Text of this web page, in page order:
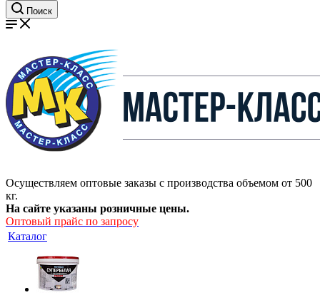
Поиск
Осуществляем оптовые заказы с производства объемом от 500
кг.
На сайте указаны розничные цены.
Оптовый прайс по запросу
Каталог